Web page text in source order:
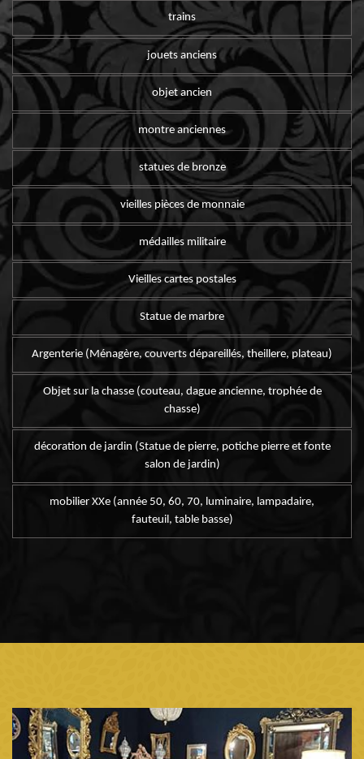
trains
jouets anciens
objet ancien
montre anciennes
statues de bronze
vieilles pièces de monnaie
médailles militaire
Vieilles cartes postales
Statue de marbre
Argenterie (Ménagère, couverts dépareillés, theillere, plateau)
Objet sur la chasse (couteau, dague ancienne, trophée de
chasse)
décoration de jardin (Statue de pierre, potiche pierre et fonte
salon de jardin)
mobilier XXe (année 50, 60, 70, luminaire, lampadaire,
fauteuil, table basse)